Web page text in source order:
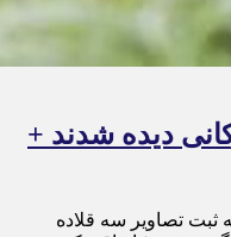
دیده شدند +
تصاویر سه قلاده